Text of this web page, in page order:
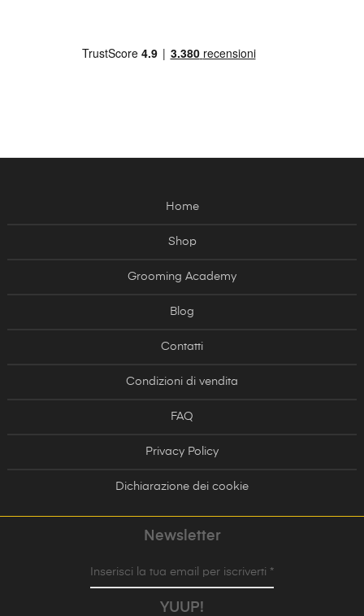
Home
Shop
Grooming Academy
Blog
Contatti
Condizioni di vendita
FAQ
Privacy Policy
Dichiarazione dei cookie
Newsletter
Inserisci la tua email per iscriverti *
YUUP!